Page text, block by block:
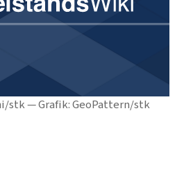
stk — Grafik: GeoPattern/stk